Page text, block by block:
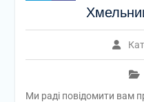
Ми раді повідомити вам